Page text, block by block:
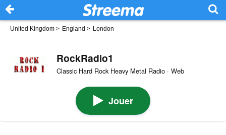
United Kingdom > England > London
RockRadio1
Classic Hard Rock Heavy Metal Radio · Web
Jouer